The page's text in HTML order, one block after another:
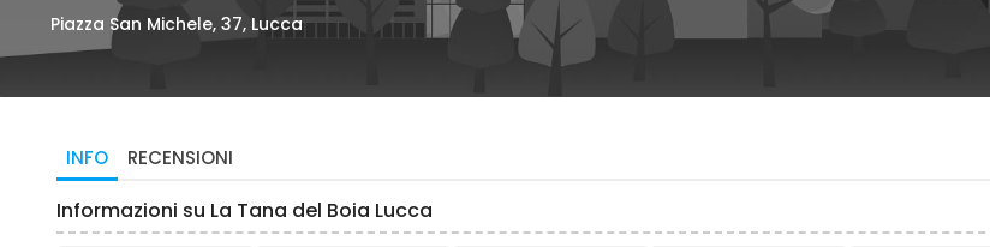
Piazza San Michele, 37, Lucca
INFO RECENSIONI
Informazioni su La Tana del Boia Lucca